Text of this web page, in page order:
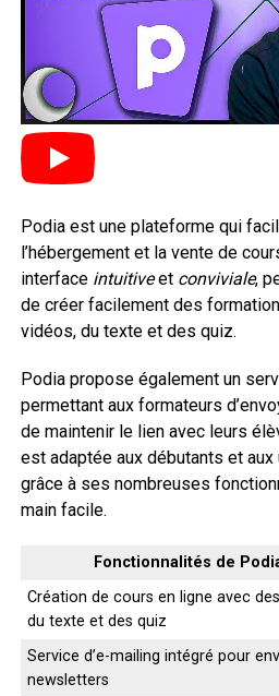
Podia est une plateforme qui
l’hébergement et la vente de
interface intuitiveet conviviale,
de créer facilement des
vidéos, du texte et des quiz.
Podia propose également un
permettant aux formateurs
de maintenir le lien avec leurs
est adaptée aux débutants et
grâce à ses nombreuses
main facile.
Fonctionnalités de
Création de cours en ligne avec
du texte et des quiz
Service d’e-mailing intégré pour
newsletters